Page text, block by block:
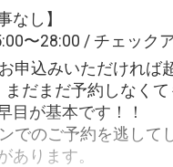
なし】
〜28:00 / チェック
申込みいただければ
だまだ予約しなくて
目が基本です！！
のご予約を逃して
あります。